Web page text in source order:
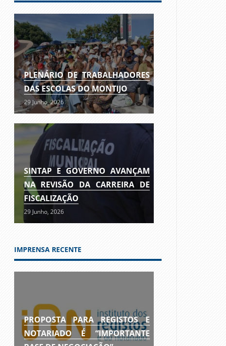
PLENÁRIO DE TRABALHADORES
DAS ESCOLAS DO MONTIJO
29 Junho, 2026
SINTAP E GOVERNO AVANÇAM
NA REVISÃO DA CARREIRA DE
FISCALIZAÇÃO
29 Junho, 2026
IMPRENSA RECENTE
PROPOSTA PARA REGISTOS E
NOTARIADO É “IMPORTANTE